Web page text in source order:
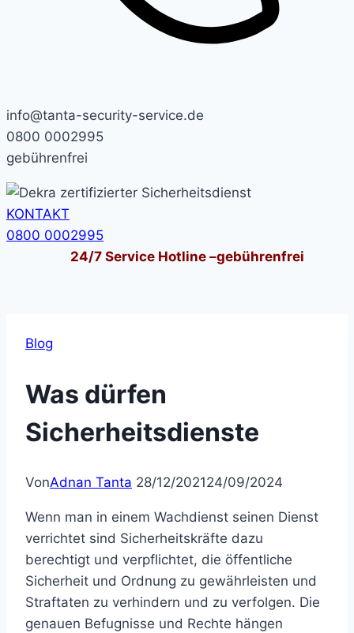
info@tanta-security-service.de
0800 0002995
gebührenfrei
KONTAKT
0800 0002995
24/7Service Hotline –gebührenfrei
Blog
Was dürfen
Sicherheitsdienste
VonAdnan Tanta 28/12/202124/09/2024
Wenn man in einem Wachdienst seinen Dienst
verrichtet sind Sicherheitskräfte dazu
berechtigt und verpflichtet, die öffentliche
Sicherheit und Ordnung zu gewährleisten und
Straftaten zu verhindern und zu verfolgen. Die
genauen Befugnisse und Rechte hängen